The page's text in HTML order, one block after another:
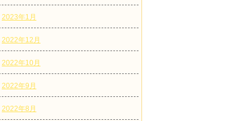
2023年1月
2022年12月
2022年10月
2022年9月
2022年8月